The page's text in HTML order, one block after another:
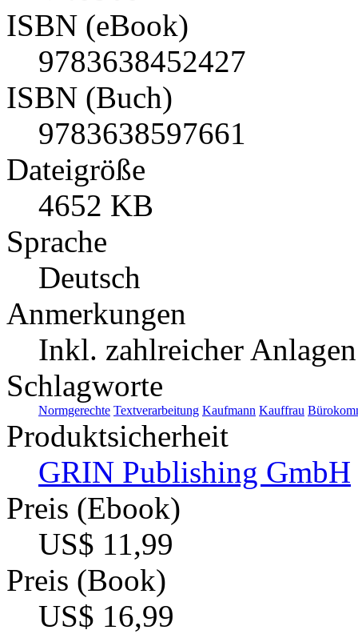
ISBN (eBook)
9783638452427
ISBN (Buch)
9783638597661
Dateigröße
4652 KB
Sprache
Deutsch
Anmerkungen
Inkl. zahlreicher Anlagen
Schlagworte
Normgerechte Textverarbeitung Kaufmann Kauffrau
Produktsicherheit
GRIN Publishing GmbH
Preis (Ebook)
US$ 11,99
Preis (Book)
US$ 16,99